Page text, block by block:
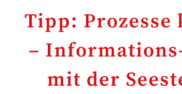
Tipp: Prozesse
–
mit der